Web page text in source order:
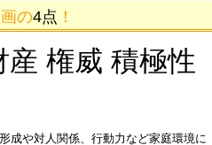
の4点 ！
権威 積極性
成や対人関係、行動力など家庭環境に